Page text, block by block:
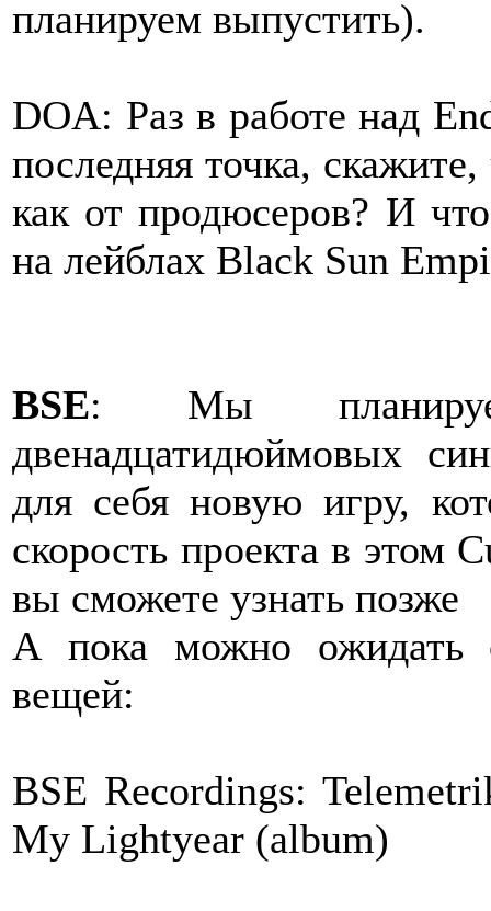
планируем выпустить).
DOA: Раз в работе над
последняя точка,
как от продюсеров? И
на лейблах Black Sun
BSE: Мы
двенадцатидюймовых
для себя новую игру,
скорость проекта в этом
вы сможете узнать позже
А пока можно ожидать
вещей:
BSE Recordings:
My Lightyear (album)